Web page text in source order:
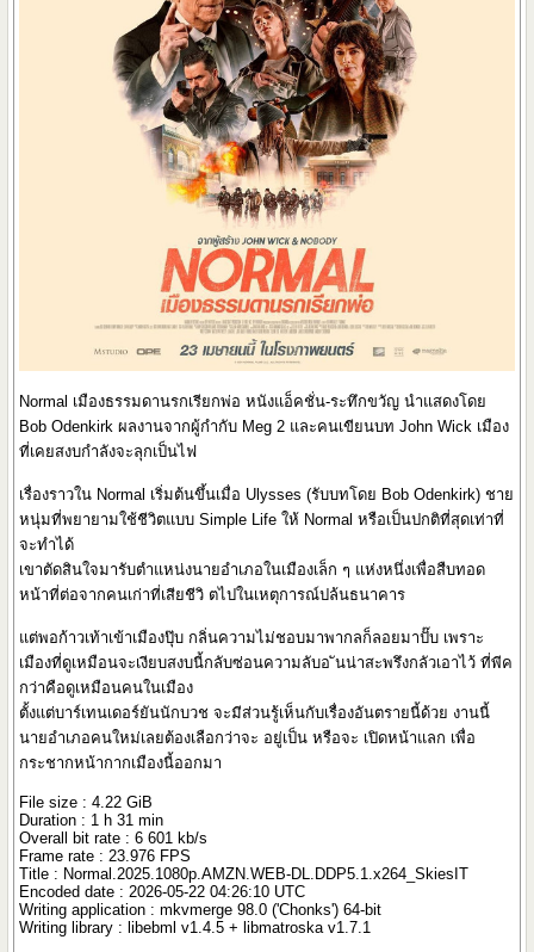
Normal เมืองธรรมดานรกเรียกพ่อ หนังแอ็คชั่น-ระทึกขวัญ นำแสดงโดย
Bob Odenkirk ผลงานจากผู้กำกับ Meg 2 และคนเขียนบท John Wick เมือง
ที่เคยสงบกำลังจะลุกเป็นไฟ
เรื่องราวใน Normal เริ่มต้นขึ้นเมื่อ Ulysses (รับบทโดย Bob Odenkirk) ชาย
หนุ่มที่พยายามใช้ชีวิตแบบ Simple Life ให้ Normal หรือเป็นปกติที่สุดเท่าที่
จะทำได้
เขาตัดสินใจมารับตำแหน่งนายอำเภอในเมืองเล็ก ๆ แห่งหนึ่งเพื่อสืบทอด
หน้าที่ต่อจากคนเก่าที่เสียชีวิ ตไปในเหตุการณ์ปล้นธนาคาร
แต่พอก้าวเท้าเข้าเมืองปุ๊บ กลิ่นความไม่ชอบมาพากลก็ลอยมาปั๊บ เพราะ
เมืองที่ดูเหมือนจะเงียบสงบนี้กลับซ่อนความลับอ ันน่าสะพรึงกลัวเอาไว้ ที่พีค
กว่าคือดูเหมือนคนในเมือง
ตั้งแต่บาร์เทนเดอร์ยันนักบวช จะมีส่วนรู้เห็นกับเรื่องอันตรายนี้ด้วย งานนี้
นายอำเภอคนใหม่เลยต้องเลือกว่าจะ อยู่เป็น หรือจะ เปิดหน้าแลก เพื่อ
กระชากหน้ากากเมืองนี้ออกมา
File size : 4.22 GiB
Duration : 1 h 31 min
Overall bit rate : 6 601 kb/s
Frame rate : 23.976 FPS
Title : Normal.2025.1080p.AMZN.WEB-DL.DDP5.1.x264_SkiesIT
Encoded date : 2026-05-22 04:26:10 UTC
Writing application : mkvmerge 98.0 ('Chonks') 64-bit
Writing library : libebml v1.4.5 + libmatroska v1.7.1